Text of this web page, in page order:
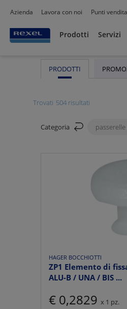
Azienda Lavora con noi Punti vendita
Prodotti Servizi
PRODOTTI
Trovati 504 risultati
Categoria
HAGER BOCCHIOTTI
ZP1 Elemento di
ALU-B / UNA / BIS ...
€ 0,2829 x 1 pz.